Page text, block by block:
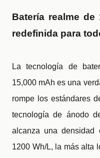
Batería realme de
redefinida para
La tecnología de
15,000 mAh es una
rompe los estándares
tecnología de ánodo
alcanza una densidad
1200 Wh/L, la más alta